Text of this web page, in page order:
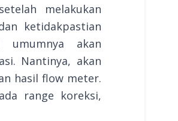
melakukan
ketidakpastian
akan
Nantinya, akan
hasil flow meter.
range koreksi,